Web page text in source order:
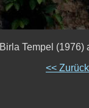
Birla Tempel (1976)
<<